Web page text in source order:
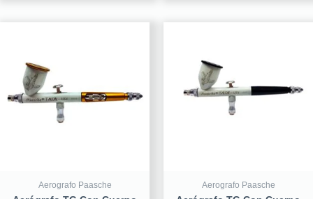
Aerografo Paasche Aerografo Paasche